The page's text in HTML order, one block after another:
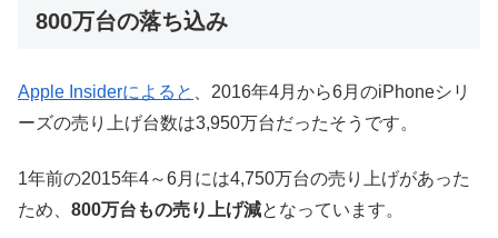
800万台の落ち込み
Apple Insiderによると
、2016年4月から6月のiPhoneシリ
ーズの売り上げ台数は3,950万台だったそうです。
1年前の2015年4～6月には4,750万台の売り上げがあった
ため、 800万台もの売り上げ減となっています。